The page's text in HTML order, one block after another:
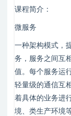
课程简介：
微服务
一种架构模式，
务，服务之间互
值。每个服务运
轻量级的通信互
着具体的业务进
境、类生产环境